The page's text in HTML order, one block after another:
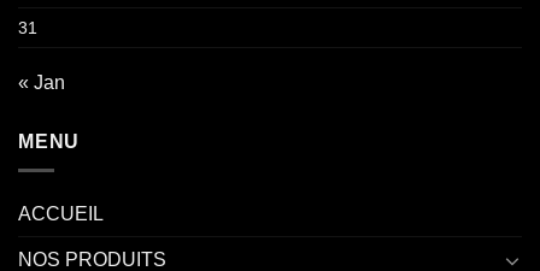
31
« Jan
MENU
ACCUEIL
NOS PRODUITS